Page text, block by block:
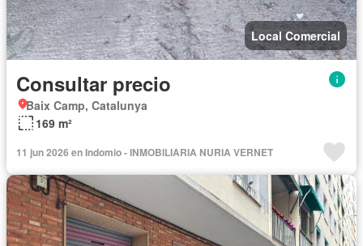
Local Comercial
Consultar precio
Baix Camp, Catalunya
169 m²
11 jun 2026 en Indomio - INMOBILIARIA NURIA VERNET